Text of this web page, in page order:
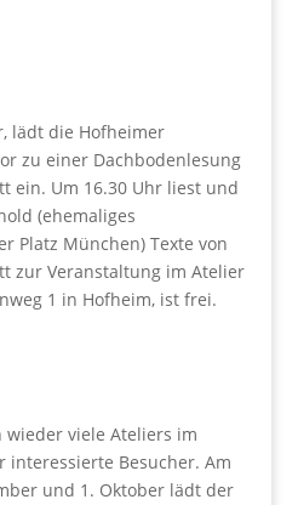
lädt die Hofheimer
zu einer Dachbodenlesung
ein. Um 16.30 Uhr liest und
(ehemaliges
Platz München) Texte von
zur Veranstaltung im Atelier
1 in Hofheim, ist frei.
viele Ateliers im
interessierte Besucher. Am
und 1. Oktober lädt der